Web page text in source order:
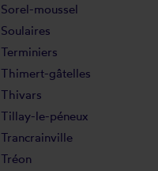
Sorel-moussel
Soulaires
Terminiers
Thimert-gâtelles
Thivars
Tillay-le-péneux
Trancrainville
Tréon